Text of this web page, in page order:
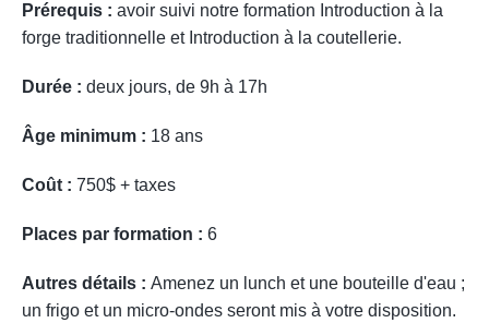
Prérequis : avoir suivi notre formation Introduction à la
forge traditionnelle et Introduction à la coutellerie.
Durée : deux jours, de 9h à 17h
Âge minimum : 18 ans
Coût : 750$ + taxes
Places par formation : 6
Autres détails : Amenez un lunch et une bouteille d'eau ;
un frigo et un micro-ondes seront mis à votre disposition.